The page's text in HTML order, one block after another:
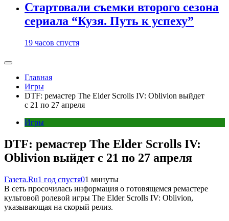
Стартовали съемки второго сезона
сериала “Кузя. Путь к успеху”
19 часов спустя
Главная
Игры
DTF: ремастер The Elder Scrolls IV: Oblivion выйдет
с 21 по 27 апреля
Игры
DTF: ремастер The Elder Scrolls IV:
Oblivion выйдет с 21 по 27 апреля
Газета.Ru1 год спустя01 минуты
В сеть просочилась информация о готовящемся ремастере
культовой ролевой игры The Elder Scrolls IV: Oblivion,
указывающая на скорый релиз.